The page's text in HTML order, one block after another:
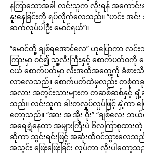
နကြာသောအခါ လင်းသူက လိုးရန် အကောင်း
နူးနေခြင်းကို ရပ်လိုက်လေသည်။ “ဟင်း အ
ဆက်လုပ်ပါဦး မောင်ရယ်”။
“မောင်တို့ ချစ်ရအောင်လေ” ဟုပြောကာ လင်
ကြားမှာ ဝင်၍ သူ့လီးကြီးနှင့် စောက်ပတ်
ငယ် စောက်ပတ်မှာ လီးအထိအတွေ့ကို ခံစား
လာလေသည်။ စောက်ပတ်ထဲမှလည်း တစုံတ
အလား အတွင်းသားများက တဆစ်ဆစ်နှင့် ရှုံ့ခ
သည်။ လင်းသူက ခါးတလှုပ်လှုပ်ဖြင့် နှဲ့ကာ ဖြေ
တော့သည်။ “အား အ အိုး ဝိုး” “ချစ်လေး ဘ
အရေရွှဲနေတာ အများကြီးပဲ ၆လကြာစုထား
ဆိုကာ သွင်းရင်းဖြင့် အဆုံးထိဝင်သွားလ
အသွင်း ဖြေးဖြေးခြင်း လုပ်ကာ လိုးပါတော့